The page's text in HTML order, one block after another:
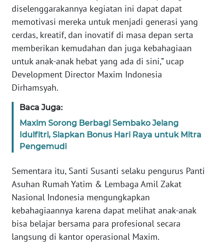
diselenggarakannya kegiatan ini dapat dapat
memotivasi mereka untuk menjadi generasi yang
cerdas, kreatif, dan inovatif di masa depan serta
memberikan kemudahan dan juga kebahagiaan
untuk anak-anak hebat yang ada di sini,” ucap
Development Director Maxim Indonesia
Dirhamsyah.
Baca Juga:
Maxim Sorong Berbagi Sembako Jelang
Idulfitri, Siapkan Bonus Hari Raya untuk Mitra
Pengemudi
Sementara itu, Santi Susanti selaku pengurus Panti
Asuhan Rumah Yatim & Lembaga Amil Zakat
Nasional Indonesia mengungkapkan
kebahagiaannya karena dapat melihat anak-anak
bisa belajar bersama para profesional secara
langsung di kantor operasional Maxim.
WN
PAPUA
WN
PAPUA
BARAT
WN
RIAU
WN
WN
WN
SULTRA